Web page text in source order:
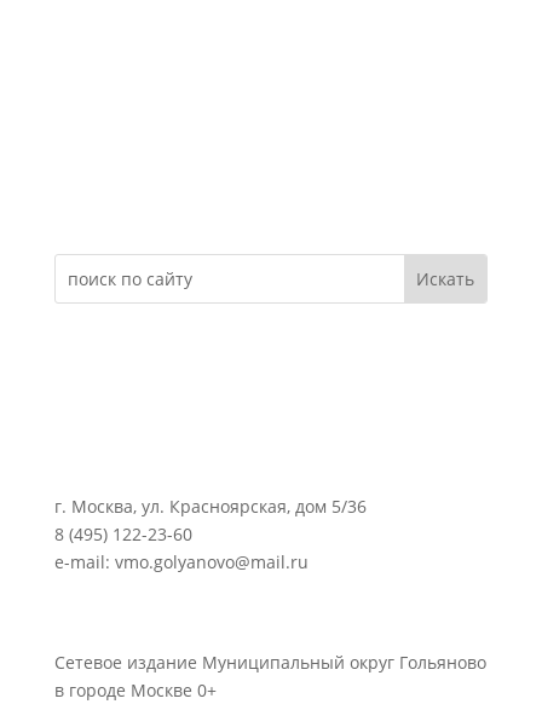
г. Москва, ул. Красноярская, дом 5/36
8 (495) 122-23-60
e-mail: vmo.golyanovo@mail.ru
Сетевое издание Муниципальный округ Гольяново
в городе Москве 0+